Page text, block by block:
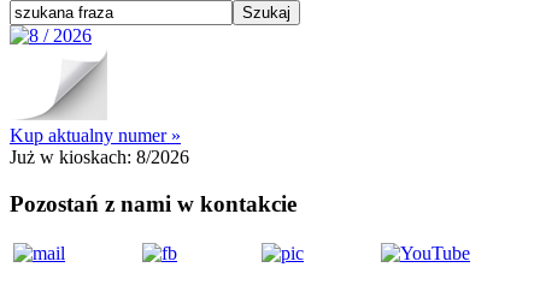
Kup aktualny numer »
Już w kioskach: 8/2026
Pozostań z nami w kontakcie